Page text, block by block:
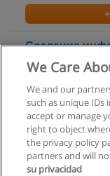
Создание
деятельности
We Care
We and our
such as unique IDs
accept or manage
right to object
the privacy policy
partners and will
su privacidad